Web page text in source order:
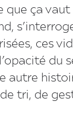
que ça vaut
ces
du
autre
tri, de